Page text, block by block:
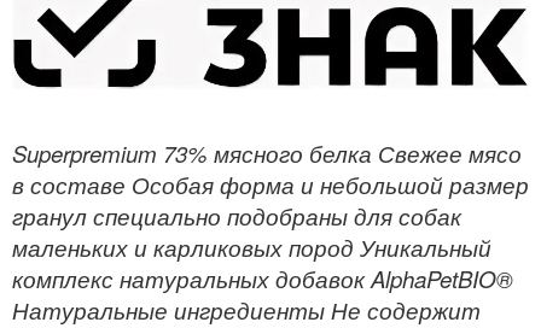
Superpremium 73% мясного белка Свежее мясо
в составе Особая форма и небольшой размер
гранул специально подобраны для собак
маленьких и карликовых пород Уникальный
комплекс натуральных добавок AlphaPetBIO®
Натуральные ингредиенты Не содержит